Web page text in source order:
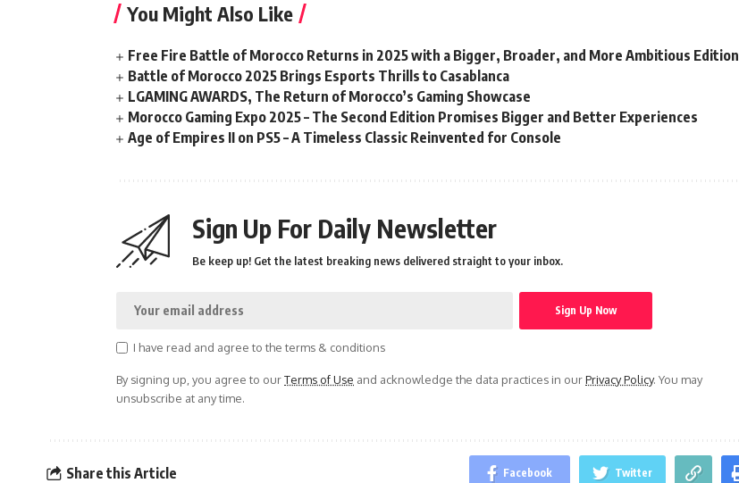
You Might Also Like
Free Fire Battle of Morocco Returns in 2025 with a Bigger, Broader, and More Ambitious Edition
Battle of Morocco 2025 Brings Esports Thrills to Casablanca
LGAMING AWARDS, The Return of Morocco’s Gaming Showcase
Morocco Gaming Expo 2025 – The Second Edition Promises Bigger and Better Experiences
Age of Empires II on PS5 – A Timeless Classic Reinvented for Console
Sign Up For Daily Newsletter
Be keep up! Get the latest breaking news delivered straight to your inbox.
I have read and agree to the terms & conditions
By signing up, you agree to ourTerms of Use and acknowledge the data practices in ourPrivacy Policy. You may
unsubscribe at any time.
Share this Article Facebook Twitter